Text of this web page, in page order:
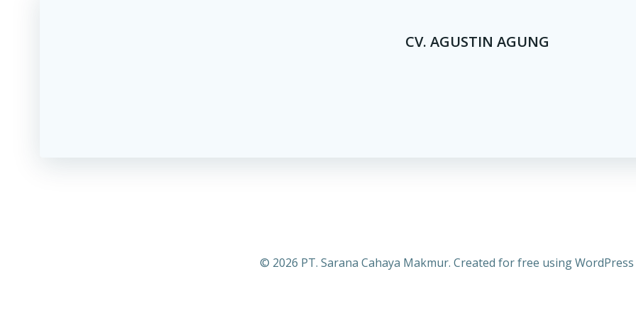
CV. AGUSTIN AGUNG
© 2026 PT. Sarana Cahaya Makmur. Created for free using